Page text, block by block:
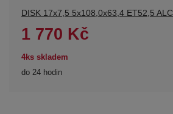
DISK 17x7,5 5x108,0x63,4 ET52,5
1 770 Kč
4ks skladem
do 24 hodin